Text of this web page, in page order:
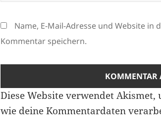
Name, E-Mail-Adresse und Website
Kommentar speichern.
Diese Website verwendet
wie deine Kommentardaten